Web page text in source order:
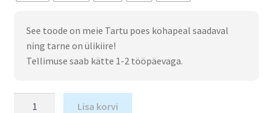
See toode on meie Tartu poes kohapeal saadaval
ning tarne on ülikiire!
Tellimuse saab kätte 1-2 tööpäevaga.
Lisa korvi